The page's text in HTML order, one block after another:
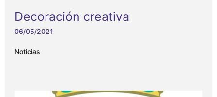
Decoración creativa
06/05/2021
Noticias